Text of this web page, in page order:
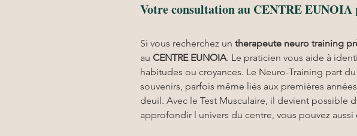
Votre consultation au CENTRE EUNOIA
Si vous recherchez un therapeute neuro training
au CENTRE EUNOIA. Le praticien vous aide à
habitudes ou croyances. Le Neuro-Training part
souvenirs, parfois même liés aux premières
deuil. Avec le Test Musculaire, il devient possible
approfondir l univers du centre, vous pouvez